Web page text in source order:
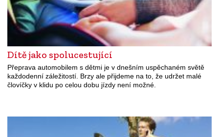
Dítě jako spolucestující
Přeprava automobilem s dětmi je v dnešním uspěchaném světě
každodenní záležitostí. Brzy ale přijdeme na to, že udržet malé
človíčky v klidu po celou dobu jízdy není možné.